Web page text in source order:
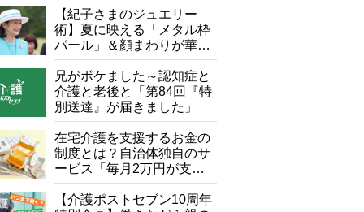
【紀子さまのジュエリー
術】夏に映える「メタル枠
パール」＆顔まわりが華や
ぐ「揺れる一粒」の使い分
け方
兄がボケました～認知症と
介護と老後と「第84回『特
別送達』が届きました」
在宅介護を支援するお金の
制度とは？自治体独自のサ
ービス「毎月2万円が支給
される」ケースも【FP解
説】
【介護ポストセブン10周年